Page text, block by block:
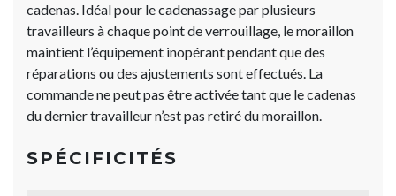
cadenas. Idéal pour le cadenassage par plusieurs
travailleurs à chaque point de verrouillage, le moraillon
maintient l’équipement inopérant pendant que des
réparations ou des ajustements sont effectués. La
commande ne peut pas être activée tant que le cadenas
du dernier travailleur n’est pas retiré du moraillon.
SPÉCIFICITÉS